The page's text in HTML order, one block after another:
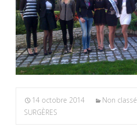
14 octobre 2014
Non classé
SURGÈRES